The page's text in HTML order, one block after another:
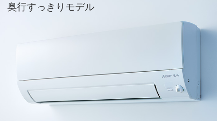
奥行すっきりモデル